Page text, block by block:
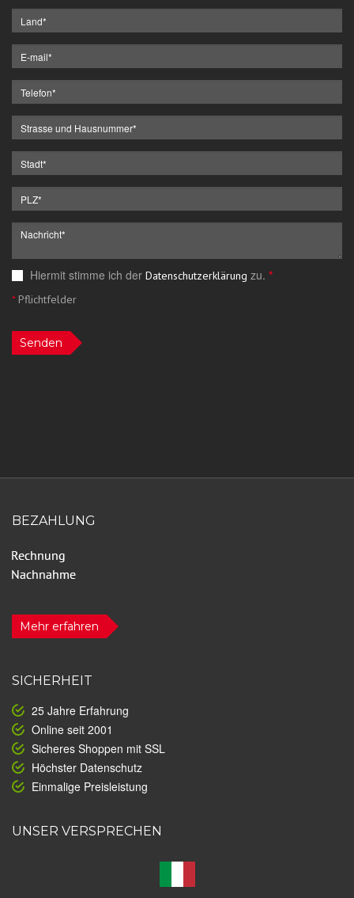
Hiermit stimme ich der Datenschutzerklärung zu. *
*Pflichtfelder
Senden
BEZAHLUNG
Mehr erfahren
SICHERHEIT
25 Jahre Erfahrung
Online seit 2001
Sicheres Shoppen mit SSL
Höchster Datenschutz
Einmalige Preisleistung
UNSER VERSPRECHEN